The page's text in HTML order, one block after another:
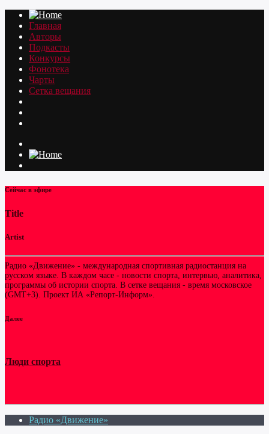
Главная
Авторы
Подкасты
Конкурсы
Фонотека
Чарты
Сетка вещания
Сейчас в эфире
Title
Artist
Радио «Движение» - международная спортивная радиостанция на
русском языке. В каждом часе - новости спорта, интервью, аналитика,
программы об истории спорта. В сетке вещания - время московское
(GMT+3). Проект ИА «Репорт-Информ».
Далее
Люди спорта
Радио «Движение»